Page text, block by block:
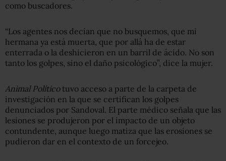
como buscadores.
“Los agentes nos decían que no busquemos, que mi
hermana ya está muerta, que por allá ha de estar
enterrada o la deshicieron en un barril de ácido. No son
tanto los golpes, sino el daño psicológico”, dice la mujer.
Animal Políticotuvo acceso a parte de la carpeta de
investigación en la que se certifican los golpes
denunciados por Sandoval. El parte médico señala que las
lesiones se produjeron por el impacto de un objeto
contundente, aunque luego matiza que las erosiones se
pudieron dar en el contexto de un forcejeo.